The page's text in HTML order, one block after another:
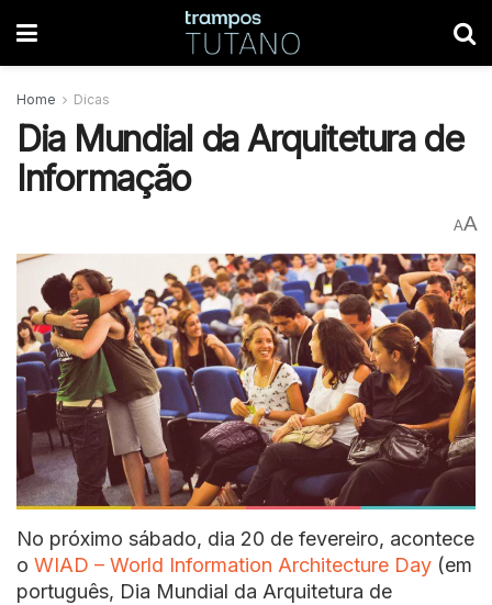
Home Dicas
Dia Mundial da Arquitetura de
Informação
AA
No próximo sábado, dia 20 de fevereiro, acontece
o WIAD – World Information Architecture Day (em
português, Dia Mundial da Arquitetura de